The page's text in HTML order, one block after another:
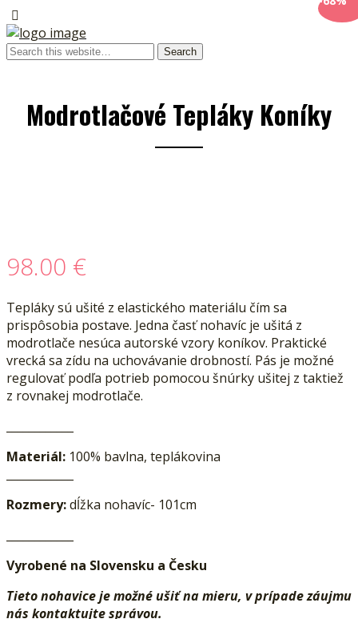
Modrotlačové Tepláky Koníky
98.00 €
Tepláky sú ušité z elastického materiálu čím sa
prispôsobia postave. Jedna časť nohavíc je ušitá z
modrotlače nesúca autorské vzory koníkov. Praktické
vrecká sa zídu na uchovávanie drobností. Pás je možné
regulovať podľa potrieb pomocou šnúrky ušitej z taktiež
z rovnakej modrotlače.
Materiál: 100% bavlna, teplákovina
Rozmery:dĺžka nohavíc- 101cm
Vyrobené na Slovensku a Česku
Tieto nohavice je možné ušiť na mieru, v prípade záujmu
nás kontaktujte správou.